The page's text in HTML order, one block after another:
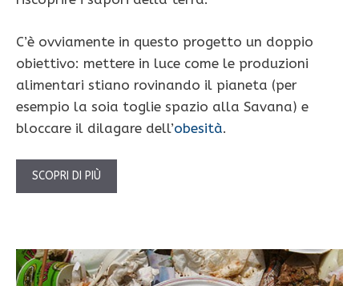
C’è ovviamente in questo progetto un doppio
obiettivo: mettere in luce come le produzioni
alimentari stiano rovinando il pianeta (per
esempio la soia toglie spazio alla Savana) e
bloccare il dilagare dell’obesità.
SCOPRI DI PIÙ